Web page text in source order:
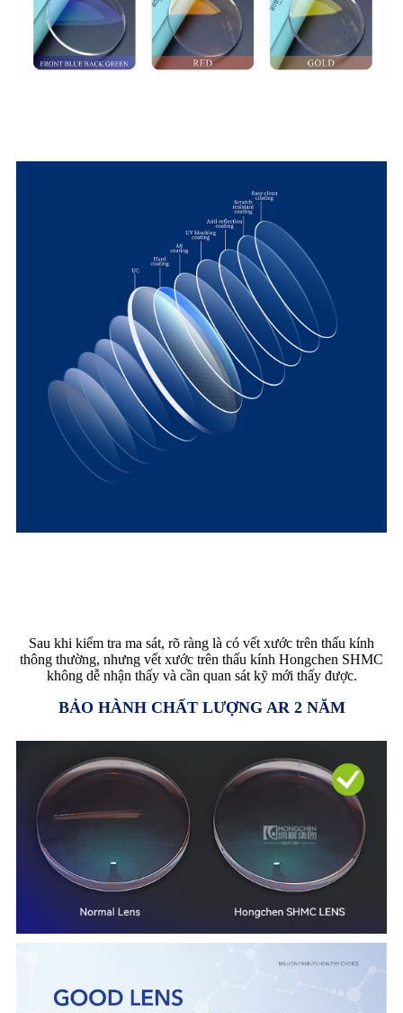
Sau khi kiểm tra ma sát, rõ ràng là có vết xước trên thấu kính
thông thường, nhưng vết xước trên thấu kính Hongchen SHMC
không dễ nhận thấy và cần quan sát kỹ mới thấy được.
BẢO HÀNH CHẤT LƯỢNG AR 2 NĂM